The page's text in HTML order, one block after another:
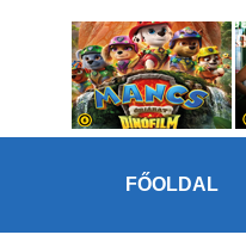
FŐOLDAL